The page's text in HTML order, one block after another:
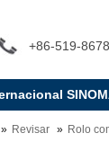
+86-519-
Revisar Rolo